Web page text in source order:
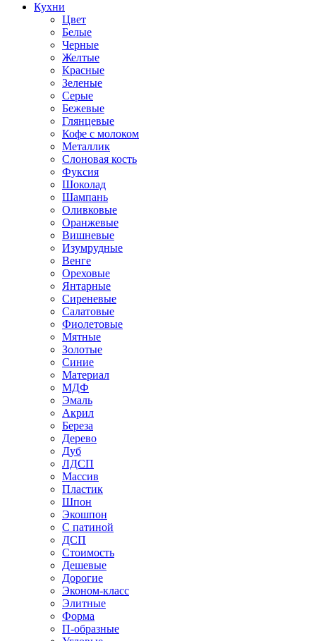
Кухни
Цвет
Белые
Черные
Желтые
Красные
Зеленые
Серые
Бежевые
Глянцевые
Кофе с молоком
Металлик
Слоновая кость
Фуксия
Шоколад
Шампань
Оливковые
Оранжевые
Вишневые
Изумрудные
Венге
Ореховые
Янтарные
Сиреневые
Салатовые
Фиолетовые
Мятные
Золотые
Синие
Материал
МДФ
Эмаль
Акрил
Береза
Дерево
Дуб
ЛДСП
Массив
Пластик
Шпон
Экошпон
С патиной
ДСП
Стоимость
Дешевые
Дорогие
Эконом-класс
Элитные
Форма
П-образные